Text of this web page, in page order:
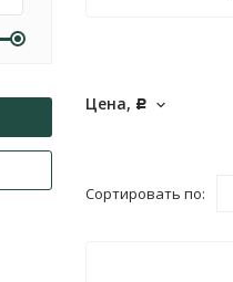
Цена, Р
Сортировать по: